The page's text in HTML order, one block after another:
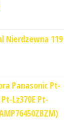
Nierdzewna 119
Panasonic Pt-
Lz370E Pt-